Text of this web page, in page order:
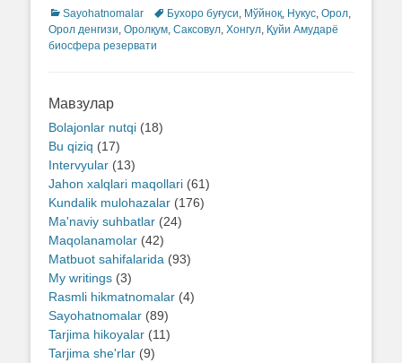
Categories
Sayohatnomalar TagsБухоро буғуси Мўйноқ Нукус Орол
Орол денгизи Оролқум Саксовул Хонгул Қуйи Амударё
биосфера резервати
Мавзулар
Bolajonlar nutqi (18)
Bu qiziq (17)
Intervyular (13)
Jahon xalqlari maqollari (61)
Kundalik mulohazalar (176)
Ma'naviy suhbatlar (24)
Maqolanamolar (42)
Matbuot sahifalarida (93)
My writings (3)
Rasmli hikmatnomalar (4)
Sayohatnomalar (89)
Tarjima hikoyalar (11)
Tarjima she'rlar (9)